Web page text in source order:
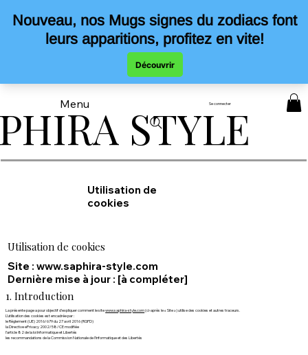
Menu STYLE
STYLE
Se connecter
Utilisation de
cookies
Utilisation de cookies
Site : www.saphira-style.com
Dernière mise à jour : [à compléter]
1. Introduction
La présente page a pour objectif d’expliquer comment le sitewww.saphira-style.com(ci-après le « Site ») utilise des cookies et autres traceurs.
L’utilisation des cookies est encadrée par :
le Règlement (UE) 2016/679 du 27 avril 2016 (RGPD)
la Directive ePrivacy 2002/58/CE modifiée
l’article 82 de la loi Informatique et Libertés
les recommandations de la Commission Nationale de l'Informatique et des Libertés